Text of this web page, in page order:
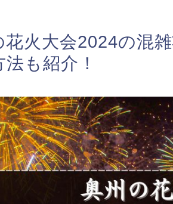
花火大会2024の混
も紹介！